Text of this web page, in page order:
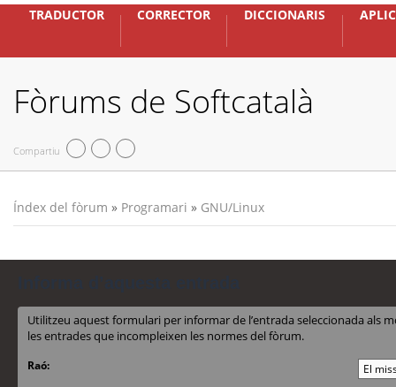
TRADUCTOR CORRECTOR DICCIONARIS
Fòrums de Softcatalà
Compartiu
Índex del fòrum » Programari » GNU/Linux
Utilitzeu aquest formulari per informar de l’entrada seleccionada als
les entrades que incompleixen les normes del fòrum.
Raó: